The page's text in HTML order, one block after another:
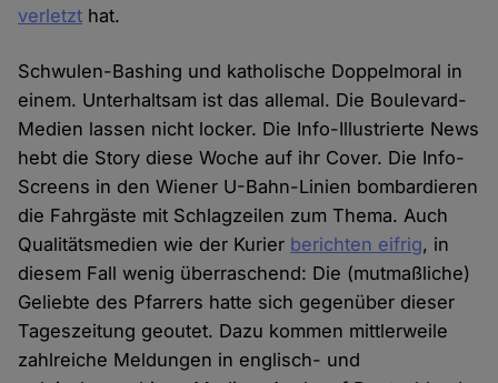
verletzt hat.
Schwulen-Bashing und katholische Doppelmoral in
einem. Unterhaltsam ist das allemal. Die Boulevard-
Medien lassen nicht locker. Die Info-Illustrierte News
hebt die Story diese Woche auf ihr Cover. Die Info-
Screens in den Wiener U-Bahn-Linien bombardieren
die Fahrgäste mit Schlagzeilen zum Thema. Auch
Qualitätsmedien wie der Kurier berichten eifrig, in
diesem Fall wenig überraschend: Die (mutmaßliche)
Geliebte des Pfarrers hatte sich gegenüber dieser
Tageszeitung geoutet. Dazu kommen mittlerweile
zahlreiche Meldungen in englisch- und